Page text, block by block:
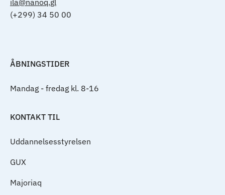
ila@nanoq.gl
(+299) 34 50 00
ÅBNINGSTIDER
Mandag - fredag kl. 8-16
KONTAKT TIL
Uddannelsesstyrelsen
GUX
Majoriaq